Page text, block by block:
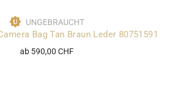
UNGEBRAUCHT
Bag Tan Braun Leder 80751591
ab 590,00 CHF